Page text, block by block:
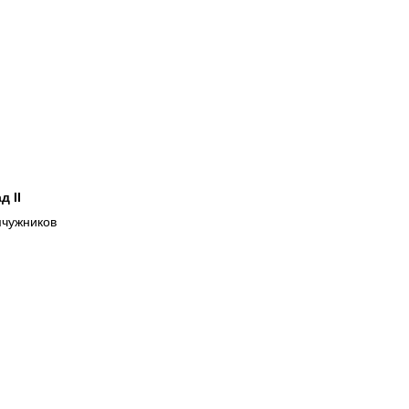
II